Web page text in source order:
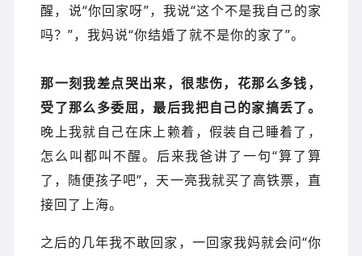
醒，说“你回家呀”，我说“这个不是我自己的家
吗？”，我妈说“你结婚了就不是你的家了”。
那一刻我差点哭出来，很悲伤，花那么多钱，
受了那么多委屈，最后我把自己的家搞丢了。
晚上我就自己在床上赖着，假装自己睡着了，
怎么叫都叫不醒。后来我爸讲了一句“算了算
了，随便孩子吧”， 天一亮我就买了高铁票，直
接回了上海。
之后的几年我不敢回家 ，一回家我妈就会问“你